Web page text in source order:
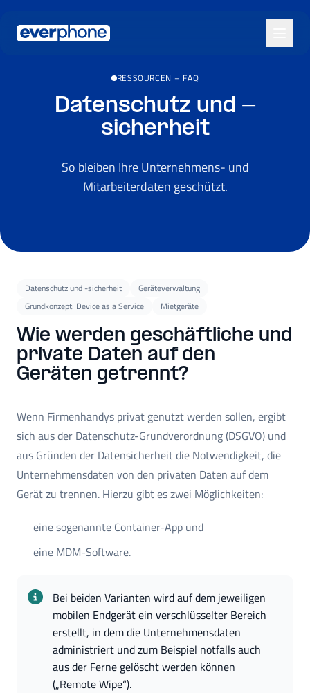
RESSOURCEN – FAQ
Datenschutz und -
sicherheit
So bleiben Ihre Unternehmens- und
Mitarbeiterdaten geschützt.
Datenschutz und -sicherheit
Geräteverwaltung
Grundkonzept: Device as a Service
Mietgeräte
Wie werden geschäftliche und
private Daten auf den
Geräten getrennt?
Wenn Firmenhandys privat genutzt werden sollen, ergibt
sich aus der Datenschutz-Grundverordnung (DSGVO) und
aus Gründen der Datensicherheit die Notwendigkeit, die
Unternehmensdaten von den privaten Daten auf dem
Gerät zu trennen. Hierzu gibt es zwei Möglichkeiten:
eine sogenannte Container-App und
eine MDM-Software.
Bei beiden Varianten wird auf dem jeweiligen
mobilen Endgerät ein verschlüsselter Bereich
erstellt, in dem die Unternehmensdaten
administriert und zum Beispiel notfalls auch
aus der Ferne gelöscht werden können
(„Remote Wipe“).